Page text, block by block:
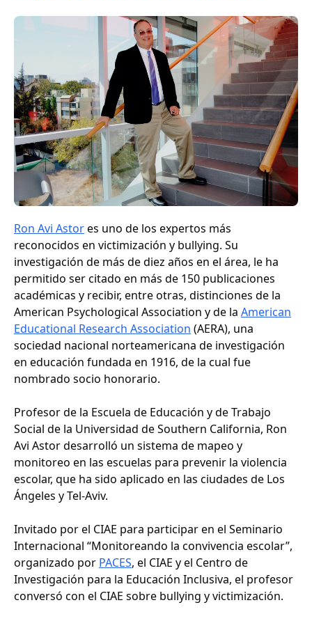
Ron Avi Astores uno de los expertos más
reconocidos en victimización y bullying. Su
investigación de más de diez años en el área, le ha
permitido ser citado en más de 150 publicaciones
académicas y recibir, entre otras, distinciones de la
American Psychological Association y de la American
Educational Research Association (AERA), una
sociedad nacional norteamericana de investigación
en educación fundada en 1916, de la cual fue
nombrado socio honorario.
Profesor de la Escuela de Educación y de Trabajo
Social de la Universidad de Southern California, Ron
Avi Astor desarrolló un sistema de mapeo y
monitoreo en las escuelas para prevenir la violencia
escolar, que ha sido aplicado en las ciudades de Los
Ángeles y Tel-Aviv.
Invitado por el CIAE para participar en el Seminario
Internacional “Monitoreando la convivencia escolar”,
organizado por PACES, el CIAE y el Centro de
Investigación para la Educación Inclusiva, el profesor
conversó con el CIAE sobre bullying y victimización.